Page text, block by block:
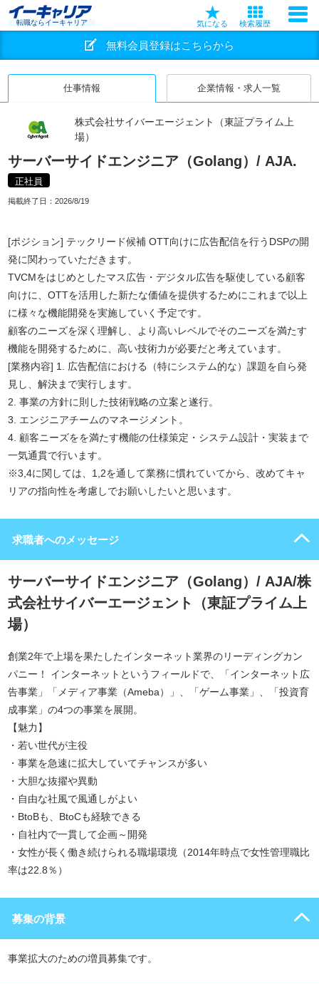
転職ならイーキャリア 気になる 検索履歴
無料会員登録はこちらから
仕事情報 企業情報・求人一覧
株式会社サイバーエージェント（東証プライム上
場）
サーバーサイドエンジニア（Golang）/ AJA.
正社員
掲載終了日： 2026/8/19
[ポジション] テックリード候補 OTT向けに広告配信を行うDSPの開
発に関わっていただきます。
TVCMをはじめとしたマス広告・デジタル広告を駆使している顧客
向けに、OTTを活用した新たな価値を提供するためにこれまで以上
に様々な機能開発を実施していく予定です。
顧客のニーズを深く理解し、より高いレベルでそのニーズを満たす
機能を開発するために、高い技術力が必要だと考えています。
[業務内容] 1. 広告配信における（特にシステム的な）課題を自ら発
見し、解決まで実行します。
2. 事業の方針に則した技術戦略の立案と遂行。
3. エンジニアチームのマネージメント。
4. 顧客ニーズをを満たす機能の仕様策定・システム設計・実装まで
一気通貫で行います。
※3,4に関しては、1,2を通して業務に慣れていてから、改めてキャ
リアの指向性を考慮しでお願いしたいと思います。
求職者へのメッセージ
サーバーサイドエンジニア（Golang）/ AJA/株
式会社サイバーエージェント（東証プライム上
場）
創業2年で上場を果たしたインターネット業界のリーディングカン
パニー！ インターネットというフィールドで、「インターネット広
告事業」「メディア事業（Ameba）」、「ゲーム事業」、「投資育
成事業」の4つの事業を展開。
【魅力】
・若い世代が主役
・事業を急速に拡大していてチャンスが多い
・大胆な抜擢や異動
・自由な社風で風通しがよい
・BtoBも、BtoCも経験できる
・自社内で一貫して企画～開発
・女性が長く働き続けられる職場環境（2014年時点で女性管理職比
率は22.8％）
募集の背景
事業拡大のための増員募集です。